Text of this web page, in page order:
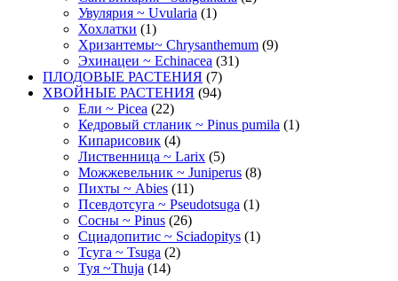
Увулярия ~ Uvularia (1)
Хохлатки (1)
Хризантемы~ Chrysanthemum (9)
Эхинацеи ~ Echinacea (31)
ПЛОДОВЫЕ РАСТЕНИЯ (7)
ХВОЙНЫЕ РАСТЕНИЯ (94)
Ели ~ Picea (22)
Кедровый стланик ~ Pinus pumila (1)
Кипарисовик (4)
Лиственница ~ Larix (5)
Можжевельник ~ Juniperus (8)
Пихты ~ Abies (11)
Псевдотсуга ~ Pseudotsuga (1)
Сосны ~ Pinus (26)
Сциадопитис ~ Sciadopitys (1)
Тсуга ~ Tsuga (2)
Туя ~Thuja (14)